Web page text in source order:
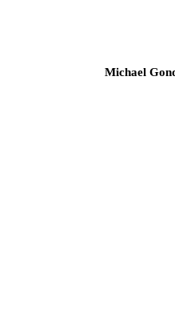
Michael